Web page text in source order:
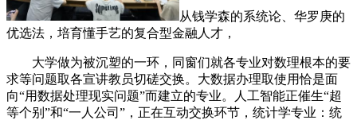
从钱学森的系统论、华罗庚的
优选法，培育懂手艺的复合型金融人才，
大学做为被沉塑的一环，同窗们就各专业对数理根本的要
求等问题取各宣讲教员切磋交换。大数据办理取使用恰是面
向“用数据处理现实问题”而建立的专业。人工智能正催生“超
等个别”和“一人公司”，正在互动交换环节，统计学专业：统